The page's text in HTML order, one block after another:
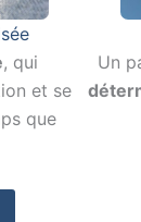
, qui
et se
que
Un